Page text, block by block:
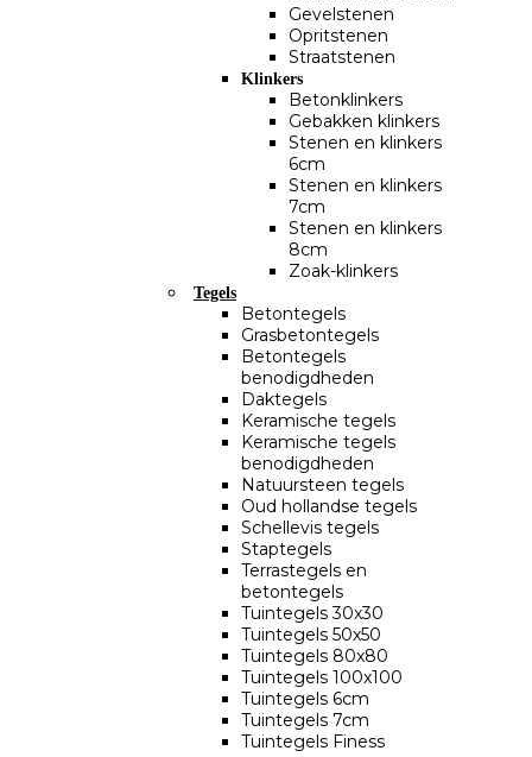
Gevelstenen
Opritstenen
Straatstenen
Klinkers
Betonklinkers
Gebakken klinkers
Stenen en klinkers
6cm
Stenen en klinkers
7cm
Stenen en klinkers
8cm
Zoak-klinkers
Tegels
Betontegels
Grasbetontegels
Betontegels
benodigdheden
Daktegels
Keramische tegels
Keramische tegels
benodigdheden
Natuursteen tegels
Oud hollandse tegels
Schellevis tegels
Staptegels
Terrastegels en
betontegels
Tuintegels 30x30
Tuintegels 50x50
Tuintegels 80x80
Tuintegels 100x100
Tuintegels 6cm
Tuintegels 7cm
Tuintegels Finess